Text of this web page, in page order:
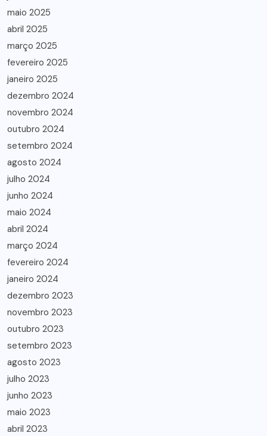
maio 2025
abril 2025
março 2025
fevereiro 2025
janeiro 2025
dezembro 2024
novembro 2024
outubro 2024
setembro 2024
agosto 2024
julho 2024
junho 2024
maio 2024
abril 2024
março 2024
fevereiro 2024
janeiro 2024
dezembro 2023
novembro 2023
outubro 2023
setembro 2023
agosto 2023
julho 2023
junho 2023
maio 2023
abril 2023